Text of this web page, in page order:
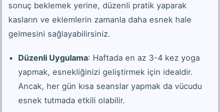
sonuç beklemek yerine, düzenli pratik yaparak
kasların ve eklemlerin zamanla daha esnek hale
gelmesini sağlayabilirsiniz.
Düzenli Uygulama: Haftada en az 3-4 kez yoga
yapmak, esnekliğinizi geliştirmek için idealdir.
Ancak, her gün kısa seanslar yapmak da vücudu
esnek tutmada etkili olabilir.